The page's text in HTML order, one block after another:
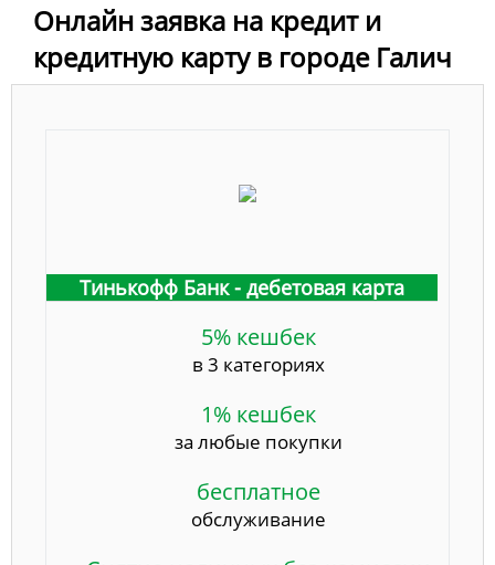
Онлайн заявка на кредит и
кредитную карту в городе Галич
Тинькофф Банк - дебетовая карта
5% кешбек
в 3 категориях
1% кешбек
за любые покупки
бесплатное
обслуживание